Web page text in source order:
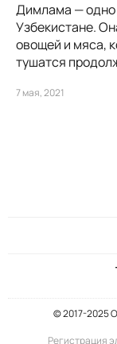
Димлама — одно
Узбекистане.
овощей и мяса,
тушатся
7 мая, 2021
© 2017-2025
Регистрация